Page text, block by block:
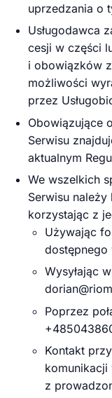
uprzedzania o
Usługodawca
cesji w części
i obowiązków
możliwości
przez
Obowiązujące
Serwisu
aktualnym
We wszelkich
Serwisu
korzystając z
Używając
dostępnego
Wysyłając
Poprzez
Kontakt
komunikacji
z